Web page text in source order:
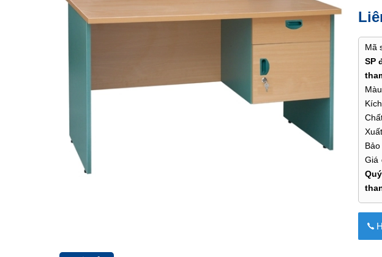
Mã
SP
Giá